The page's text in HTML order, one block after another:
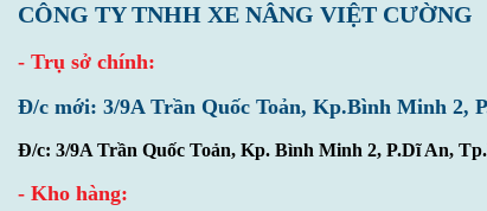
CÔNG TY TNHH XE NÂNG VIỆT CƯỜNG
- Trụ sở chính:
Đ/c mới: 3/9A Trần Quốc Toản, Kp.Bình Minh 2,
Đ/c: 3/9A Trần Quốc Toản, Kp. Bình Minh 2, P.Dĩ An,
- Kho hàng: